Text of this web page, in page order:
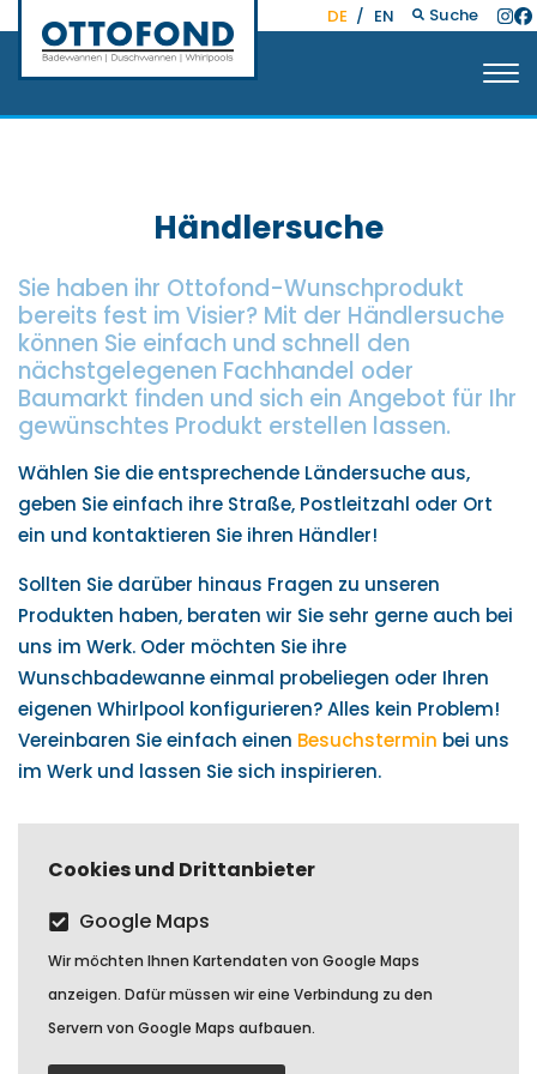
DE / EN Suche
Händlersuche
Sie haben ihr Ottofond-Wunschprodukt
bereits fest im Visier? Mit der Händlersuche
können Sie einfach und schnell den
nächstgelegenen Fachhandel oder
Baumarkt finden und sich ein Angebot für Ihr
gewünschtes Produkt erstellen lassen.
Wählen Sie die entsprechende Ländersuche aus,
geben Sie einfach ihre Straße, Postleitzahl oder Ort
ein und kontaktieren Sie ihren Händler!
Sollten Sie darüber hinaus Fragen zu unseren
Produkten haben, beraten wir Sie sehr gerne auch bei
uns im Werk. Oder möchten Sie ihre
Wunschbadewanne einmal probeliegen oder Ihren
eigenen Whirlpool konfigurieren? Alles kein Problem!
Vereinbaren Sie einfach einen Besuchstermin bei uns
im Werk und lassen Sie sich inspirieren.
Cookies und Drittanbieter
Google Maps
Wir möchten Ihnen Kartendaten von Google Maps
anzeigen. Dafür müssen wir eine Verbindung zu den
Servern von Google Maps aufbauen.